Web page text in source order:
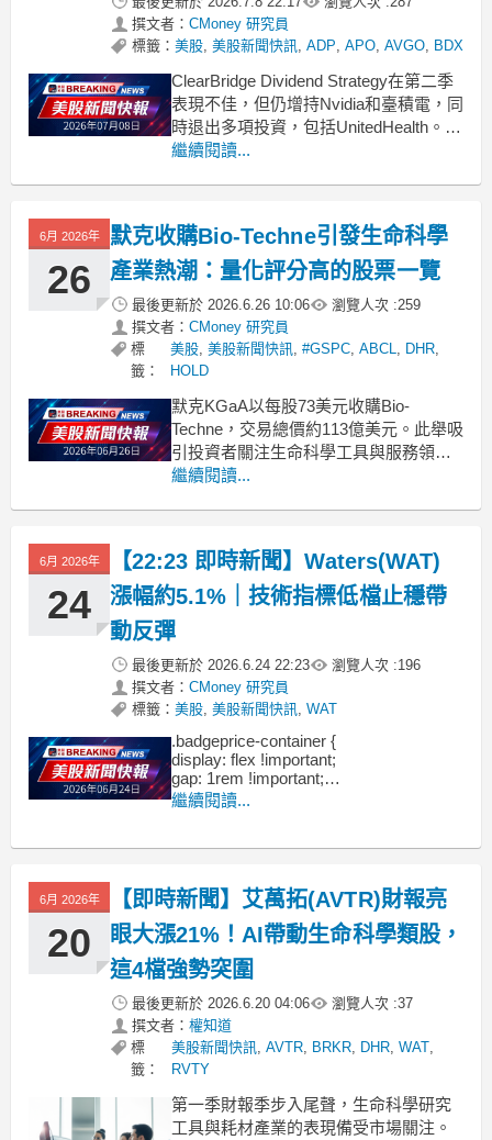
撰文者： CMoney 研究員
標籤： 美股, 美股新聞快訊, ADP, APO, AVGO, BDX
ClearBridge Dividend Strategy在第二季
表現不佳，但仍增持Nvidia和臺積電，同
時退出多項投資，包括UnitedHealth。
.badgeprice-container {
gap:
繼續閱讀...
6月 2026年
26
默克收購Bio-Techne引發生命科學
產業熱潮：量化評分高的股票一覽
最後更新於 2026.6.26 10:06 瀏覽人次 :259
撰文者： CMoney 研究員
標
籤：
美股,美股新聞快訊,#GSPC,ABCL, DHR,
HOLD
默克KGaA以每股73美元收購Bio-
Techne，交易總價約113億美元。此舉吸
引投資者關注生命科學工具與服務領
域。 .badgeprice-container {
gap: 1rem !important;
繼續閱讀...
6月 2026年
24
【22:23 即時新聞】Waters(WAT)
漲幅約5.1%｜技術指標低檔止穩帶
動反彈
最後更新於 2026.6.24 22:23 瀏覽人次 :196
撰文者： CMoney 研究員
標籤： 美股, 美股新聞快訊, WAT
.badgeprice-container {
display: flex !important;
gap: 1rem !important;
flex-wrap: wrap !important; /* 自動換行 */
繼續閱讀...
6月 2026年
20
【即時新聞】艾萬拓(AVTR)財報亮
眼大漲21%！AI帶動生命科學類股，
這4檔強勢突圍
最後更新於 2026.6.20 04:06 瀏覽人次 :37
撰文者： 權知道
標
籤：
美股新聞快訊,AVTR, BRKR, DHR,WAT,
RVTY
第一季財報季步入尾聲，生命科學研究
工具與耗材產業的表現備受市場關注。